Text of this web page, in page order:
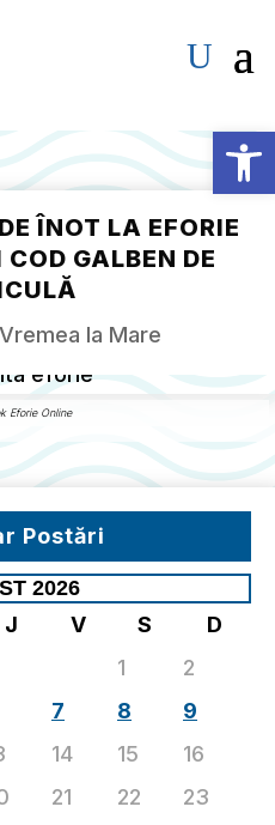
ÎNOT LA EFORIE
GALBEN DE
Vremea la Mare
Eforie Online
Postări
2026
J V S
D
1
2
7 8
9
14 15
16
21 22
23